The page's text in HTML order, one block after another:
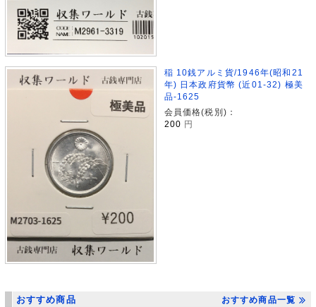
稲 10銭アルミ貨/1946年(昭和21
年) 日本政府貨幣 (近01-32) 極美
品-1625
会員価格(税別)：
200 円
おすすめ商品 おすすめ商品一覧